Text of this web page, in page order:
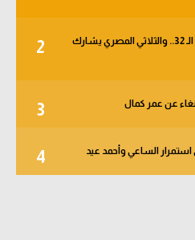
2
خبر في الجول - الأهلي يبدأ من دور الـ 32.. والثلاثي المصري يشارك
3 عن عمر كمال
4 الساعي وأحمد عيد